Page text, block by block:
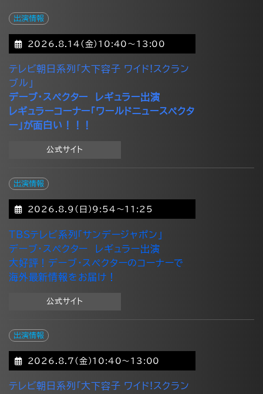
出演情報
2026.8.14(金)10:40～13:00
テレビ朝日系列「大下容子 ワイド!スクラン
ブル」
デーブ・スペクター レギュラー出演
レギュラーコーナー「ワールドニュースペクタ
ー」が面白い！！！
公式サイト
出演情報
2026.8.9(日)9:54～11:25
TBSテレビ系列「サンデージャポン」
デーブ・スペクター レギュラー出演
大好評！デーブ・スペクターのコーナーで
海外最新情報をお届け！
公式サイト
出演情報
2026.8.7(金)10:40～13:00
テレビ朝日系列「大下容子 ワイド!スクラン